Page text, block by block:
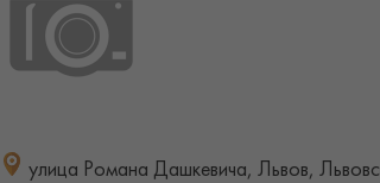
улица Романа Дашкевича, Львов,